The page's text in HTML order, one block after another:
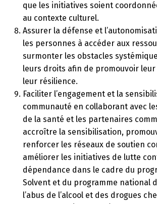
que les initiatives soient
au contexte culturel.
Assurer la défense et
les personnes à accéder aux
surmonter les obstacles
leurs droits afin de promouvoir
leur résilience.
Faciliter l’engagement et la
communauté en collaborant avec
de la santé et les partenaires
accroître la sensibilisation,
renforcer les réseaux de soutien
améliorer les initiatives de lutte
dépendance dans le cadre du
Solvent et du programme national
l’abus de l’alcool et des drogues